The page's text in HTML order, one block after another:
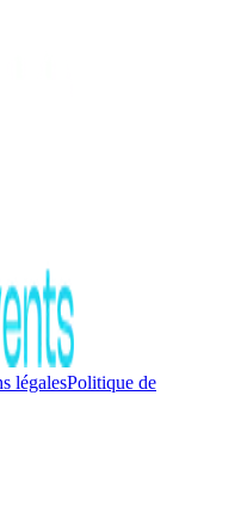
légalesPolitique de